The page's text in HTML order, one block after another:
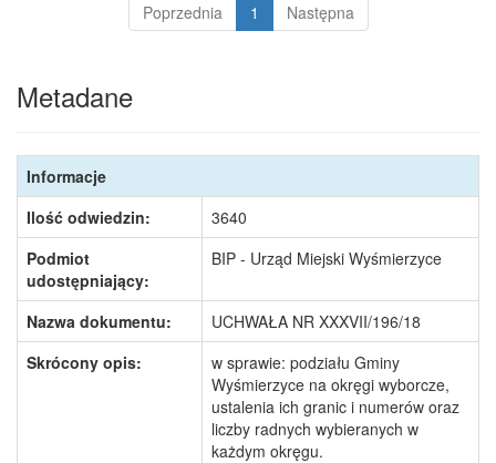
Poprzednia
1 Następna
Metadane
Informacje
Ilość odwiedzin:
3640
Podmiot
udostępniający:
BIP - Urząd Miejski Wyśmierzyce
Nazwa dokumentu:
UCHWAŁA NR XXXVII/196/18
Skrócony opis:
w sprawie: podziału Gminy
Wyśmierzyce na okręgi wyborcze,
ustalenia ich granic i numerów oraz
liczby radnych wybieranych w
każdym okręgu.